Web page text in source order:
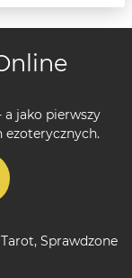
a jako pierwszy
ezoterycznych.
Tarot, Sprawdzone